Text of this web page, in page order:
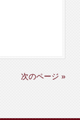
次のページ »